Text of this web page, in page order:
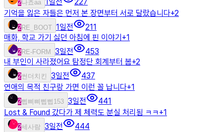
2나쵸aa
기억을 잃은 자들은 먼저 본 장면부터 서로 달랐습니다+2
2RE_BOOT 1일전
211
매화, 학교 가기 싫던 아침에 핀 이야기 +1
2RE-FORM 3일전
453
내 부인이 사라졌어요 탐정단 회계부터 봄+2
2썬더치킨 3일전
437
연애의 목적 친구랑 가면 이런 꼴 납니다+1
2삡삐삐삡삡153 3일전
441
Lost & Found 갔다가 제 체력도 분실 처리됨 ㅋㅋ+1
2세사람 3일전
444